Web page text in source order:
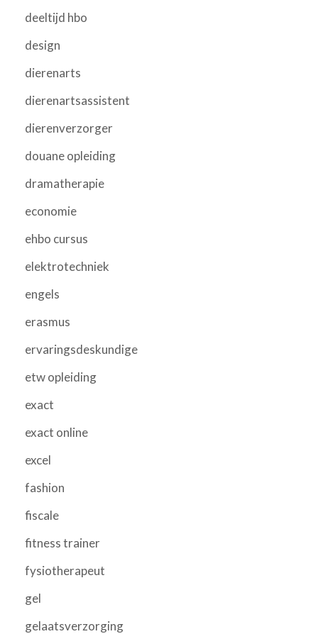
deeltijd hbo
design
dierenarts
dierenartsassistent
dierenverzorger
douane opleiding
dramatherapie
economie
ehbo cursus
elektrotechniek
engels
erasmus
ervaringsdeskundige
etw opleiding
exact
exact online
excel
fashion
fiscale
fitness trainer
fysiotherapeut
gel
gelaatsverzorging